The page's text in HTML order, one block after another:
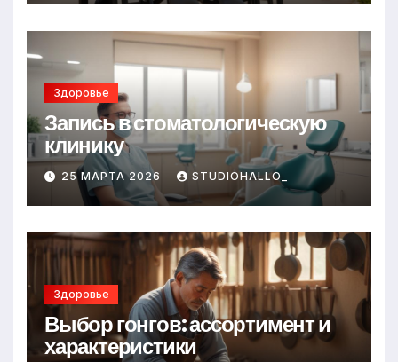
Здоровье
Запись в стоматологическую
клинику
25 МАРТА 2026 STUDIOHALLO_
Здоровье
Выбор гонгов: ассортимент и
характеристики